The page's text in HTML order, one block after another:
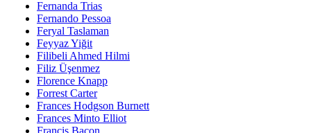
Fernanda Trias
Fernando Pessoa
Feryal Taslaman
Feyyaz Yiğit
Filibeli Ahmed Hilmi
Filiz Üşenmez
Florence Knapp
Forrest Carter
Frances Hodgson Burnett
Frances Minto Elliot